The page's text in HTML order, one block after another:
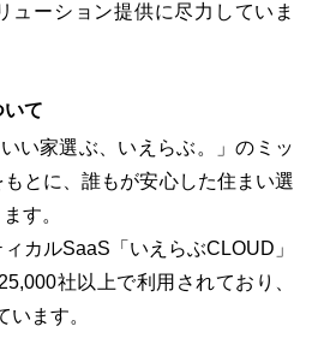
ューション提供に尽力していま
て
い家選ぶ、いえらぶ。」のミッ
とに、誰もが安心した住まい選
す。
カルSaaS「いえらぶCLOUD」
社以上で利用されており、
ます。